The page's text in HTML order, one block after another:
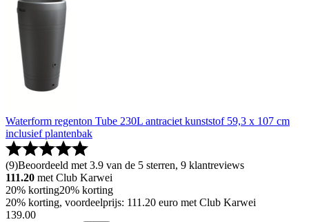
Waterform regenton Tube 230L antraciet kunststof 59,3 x 107 cm
inclusief plantenbak
(9)Beoordeeld met 3.9 van de 5 sterren, 9 klantreviews
111.20 met Club Karwei
20% korting20% korting
20% korting, voordeelprijs: 111.20 euro met Club Karwei
139.00